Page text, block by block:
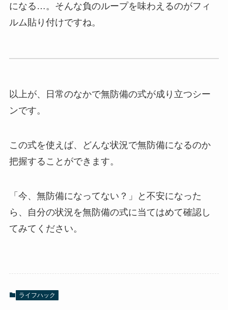
になる…。そんな負のループを味わえるのがフィ
ルム貼り付けですね。
以上が、日常のなかで無防備の式が成り立つシー
ンです。
この式を使えば、どんな状況で無防備になるのか
把握することができます。
「今、無防備になってない？」と不安になった
ら、自分の状況を無防備の式に当てはめて確認し
てみてください。
ライフハック